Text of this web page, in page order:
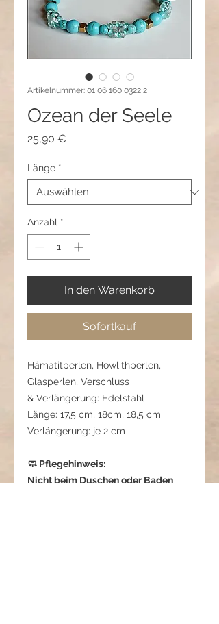
Artikelnummer: 01 06 160 0322 2
Ozean der Seele
25,90 €
Länge *
Anzahl *
In den Warenkorb
Sofortkauf
Hämatitperlen, Howlithperlen,
Glasperlen, Verschluss
& Verlängerung: Edelstahl
Länge: 17,5 cm, 18cm, 18,5 cm
Verlängerung: je 2 cm
🧼 Pflegehinweis:
Nicht beim Duschen oder Baden